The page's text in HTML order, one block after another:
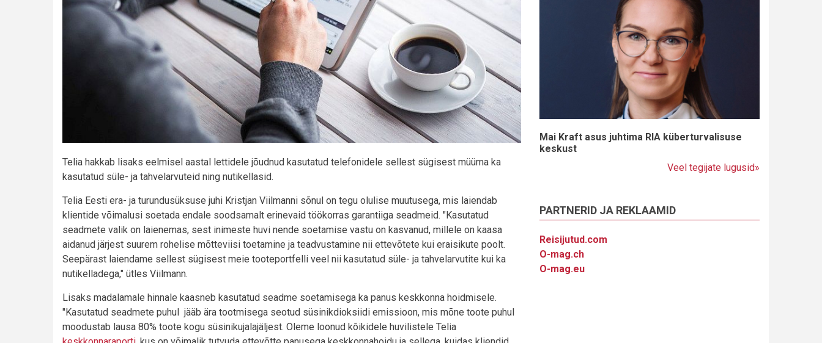
Telia hakkab lisaks eelmisel aastal lettidele jõudnud kasutatud telefonidele sellest sügisest müüma ka
kasutatud süle- ja tahvelarvuteid ning nutikellasid.
Telia Eesti era- ja turundusüksuse juhi Kristjan Viilmanni sõnul on tegu olulise muutusega, mis laiendab
klientide võimalusi soetada endale soodsamalt erinevaid töökorras garantiiga seadmeid. "Kasutatud
seadmete valik on laienemas, sest inimeste huvi nende soetamise vastu on kasvanud, millele on kaasa
aidanud järjest suurem rohelise mõtteviisi toetamine ja teadvustamine nii ettevõtete kui eraisikute poolt.
Seepärast laiendame sellest sügisest meie tooteportfelli veel nii kasutatud süle- ja tahvelarvutite kui ka
nutikelladega," ütles Viilmann.
Lisaks madalamale hinnale kaasneb kasutatud seadme soetamisega ka panus keskkonna hoidmisele.
"Kasutatud seadmete puhul jääb ära tootmisega seotud süsinikdioksiidi emissioon, mis mõne toote puhul
moodustab lausa 80% toote kogu süsinikujalajäljest. Oleme loonud kõikidele huvilistele Telia
Mai Kraft asus juhtima RIA küberturvalisuse
keskust
Veel tegijate lugusid»
PARTNERID JA REKLAAMID
Reisijutud.com
O-mag.ch
O-mag.eu